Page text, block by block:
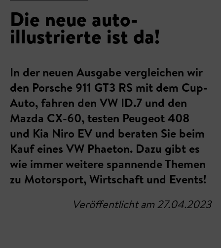
Die neue auto-
illustrierte ist da!
In der neuen Ausgabe vergleichen wir
den Porsche 911 GT3 RS mit dem Cup-
Auto, fahren den VW ID.7 und den
Mazda CX-60, testen Peugeot 408
und Kia Niro EV und beraten Sie beim
Kauf eines VW Phaeton. Dazu gibt es
wie immer weitere spannende Themen
zu Motorsport, Wirtschaft und Events!
Veröffentlicht am 27.04.2023